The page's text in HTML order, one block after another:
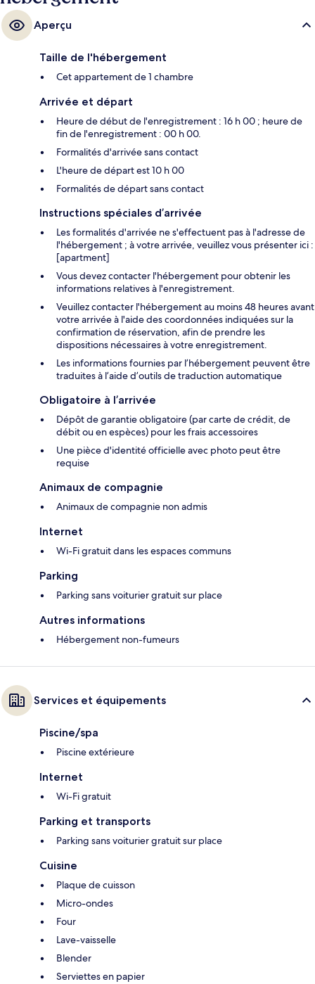
Aperçu
Taille de l'hébergement
Cet appartement de 1 chambre
Arrivée et départ
Heure de début de l'enregistrement : 16 h 00 ; heure de
fin de l'enregistrement : 00 h 00.
Formalités d'arrivée sans contact
L'heure de départ est 10 h 00
Formalités de départ sans contact
Instructions spéciales d’arrivée
Les formalités d'arrivée ne s'effectuent pas à l'adresse de
l'hébergement ; à votre arrivée, veuillez vous présenter ici :
[apartment]
Vous devez contacter l'hébergement pour obtenir les
informations relatives à l'enregistrement.
Veuillez contacter l'hébergement au moins 48 heures avant
votre arrivée à l'aide des coordonnées indiquées sur la
confirmation de réservation, afin de prendre les
dispositions nécessaires à votre enregistrement.
Les informations fournies par l’hébergement peuvent être
traduites à l’aide d’outils de traduction automatique
Obligatoire à l’arrivée
Dépôt de garantie obligatoire (par carte de crédit, de
débit ou en espèces) pour les frais accessoires
Une pièce d'identité officielle avec photo peut être
requise
Animaux de compagnie
Animaux de compagnie non admis
Internet
Wi-Fi gratuit dans les espaces communs
Parking
Parking sans voiturier gratuit sur place
Autres informations
Hébergement non-fumeurs
Services et équipements
Piscine/spa
Piscine extérieure
Internet
Wi-Fi gratuit
Parking et transports
Parking sans voiturier gratuit sur place
Cuisine
Plaque de cuisson
Micro-ondes
Four
Lave-vaisselle
Blender
Serviettes en papier